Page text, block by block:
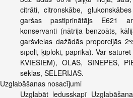
citrāti, citronskābe,
garšas pastiprinātājs E621
konservanti (nātrija benzoāts,
garšvielas dažādās proporcijās
sīpoli, ķiploki, paprika). Var
KVIEŠIEM), OLAS, SINEPES,
sēklas, SELERIJAS.
Uzglabāšanas nosacījumi
Uzglabāt ledusskapī